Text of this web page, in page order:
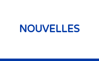
NOUVELLES